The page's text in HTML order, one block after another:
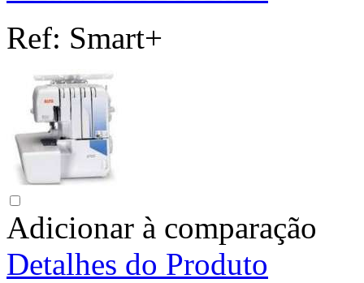
Ref: Smart+
Adicionar à comparação
Detalhes do Produto